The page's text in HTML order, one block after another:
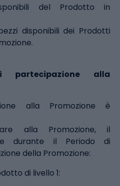
del Prodotto in
disponibili dei Prodotti
partecipazione alla
alla Promozione è
alla Promozione, il
durante il Periodo di
della Promozione:
di livello 1: